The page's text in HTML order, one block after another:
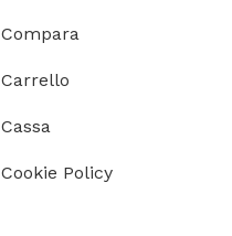
Compara
Carrello
Cassa
Cookie Policy